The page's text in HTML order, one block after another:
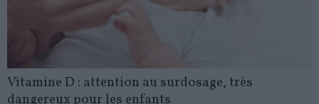
Vitamine D : attention au surdosage, très
dangereux pour les enfants